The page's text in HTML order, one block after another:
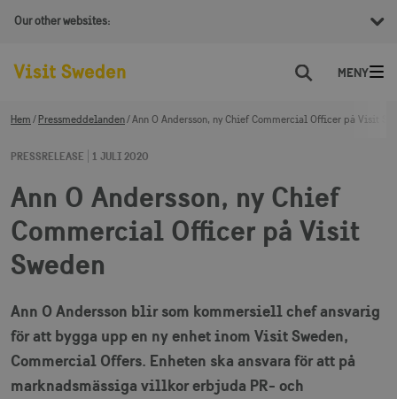
Our other websites:
Sök
Hem Pressmeddelanden Ann O Andersson, ny Chief Commercial Officer på Visit
PRESSRELEASE 1 JULI 2020
Ann O Andersson, ny Chief
Commercial Officer på Visit
Sweden
Ann O Andersson blir som kommersiell chef ansvarig
för att bygga upp en ny enhet inom Visit Sweden,
Commercial Offers. Enheten ska ansvara för att på
marknadsmässiga villkor erbjuda PR- och